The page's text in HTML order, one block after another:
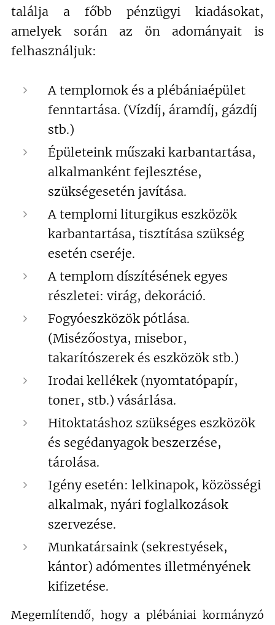
találja a főbb pénzügyi kiadásokat,
amelyek során az ön adományait is
felhasználjuk:
A templomok és a plébániaépület
fenntartása. (Vízdíj, áramdíj, gázdíj
stb.)
Épületeink műszaki karbantartása,
alkalmanként fejlesztése,
szükségesetén javítása.
A templomi liturgikus eszközök
karbantartása, tisztítása szükség
esetén cseréje.
A templom díszítésének egyes
részletei: virág, dekoráció.
Fogyóeszközök pótlása.
(Misézőostya, misebor,
takarítószerek és eszközök stb.)
Irodai kellékek (nyomtatópapír,
toner, stb.) vásárlása.
Hitoktatáshoz szükséges eszközök
és segédanyagok beszerzése,
tárolása.
Igény esetén: lelkinapok, közösségi
alkalmak, nyári foglalkozások
szervezése.
Munkatársaink (sekrestyések,
kántor) adómentes illetményének
kifizetése.
Megemlítendő, hogy a plébániai kormányzó